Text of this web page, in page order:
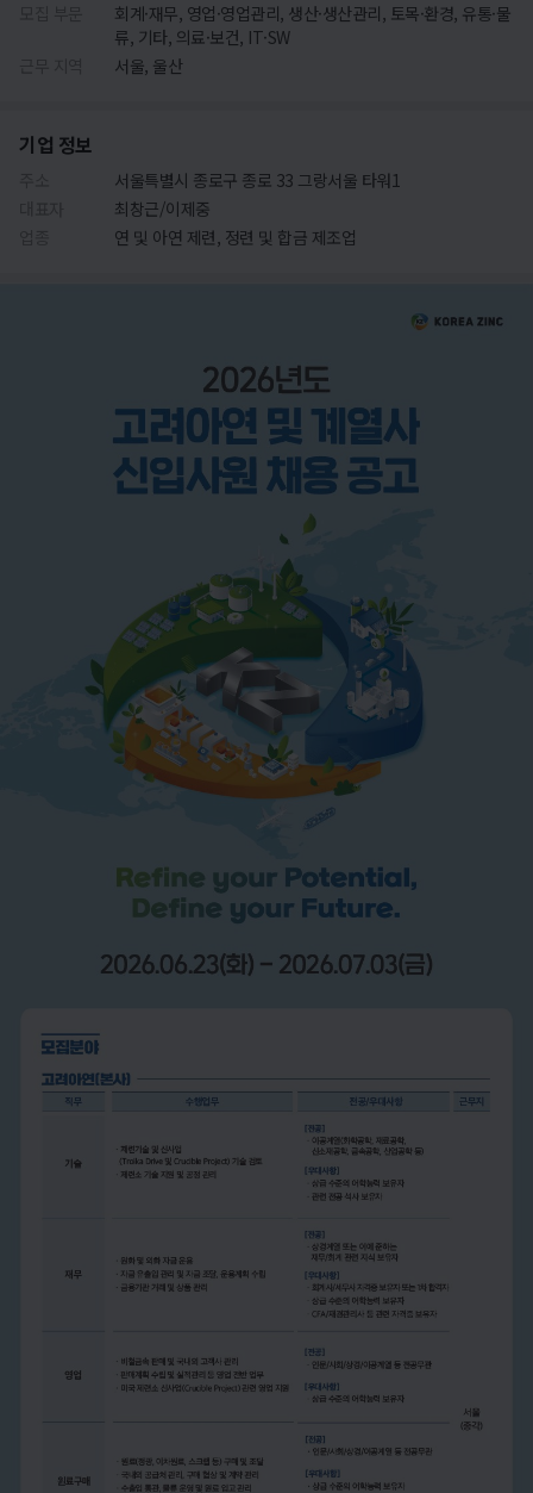
회계·재무, 영업·영업관리, 생산·생산관리, 토목·환경, 유통·물
류, 기타, 의료·보건, IT·SW
서울, 울산
기업 정보
서울특별시 종로구 종로 33 그랑서울 타워1
최창근/이제중
연 및 아연 제련, 정련 및 합금 제조업